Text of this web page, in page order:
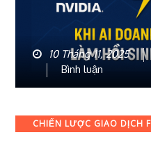
10 Tháng 11, 2025
Bình luận
vượt
mặt
Categories
CHIẾN LƯỢC GIAO DỊCH